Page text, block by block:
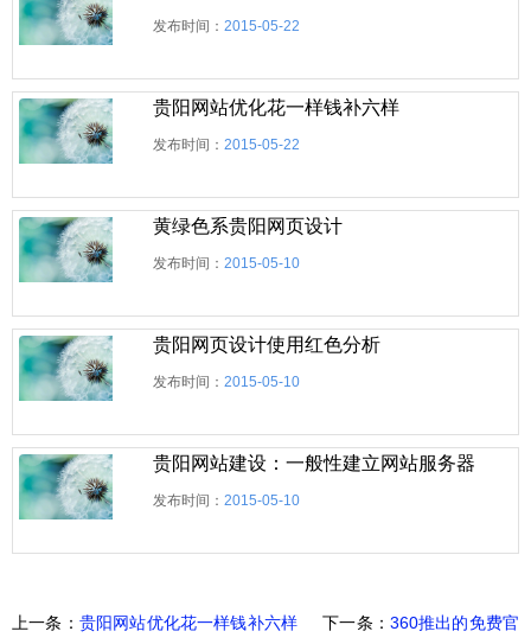
发布时间：2015-05-22
贵阳网站优化花一样钱补六样
发布时间：2015-05-22
黄绿色系贵阳网页设计
发布时间：2015-05-10
贵阳网页设计使用红色分析
发布时间：2015-05-10
贵阳网站建设：一般性建立网站服务器的解
发布时间：2015-05-10
上一条： 贵阳网站优化花一样钱补六样 下一条： 360推出的免费官